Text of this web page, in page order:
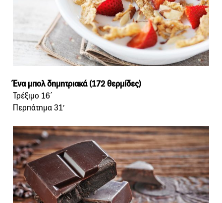
Ένα μπολ δημητριακά (172 θερμίδες)
Τρέξιμο 16΄
Περπάτημα 31′